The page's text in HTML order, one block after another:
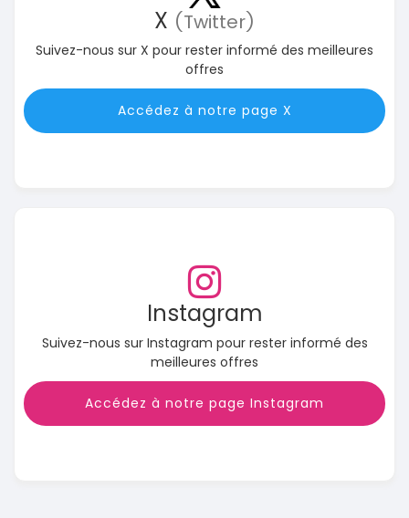
X (Twitter)
Suivez-nous sur X pour rester informé des meilleures
offres
Accédez à notre page X
Instagram
Suivez-nous sur Instagram pour rester informé des
meilleures offres
Accédez à notre page Instagram